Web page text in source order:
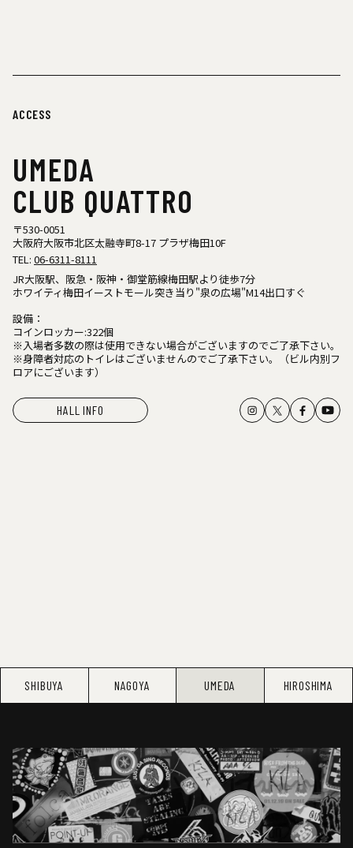
ACCESS
UMEDA
CLUB QUATTRO
〒530-0051
大阪府大阪市北区太融寺町8-17 プラザ梅田10F
TEL: 06-6311-8111
JR大阪駅、阪急・阪神・御堂筋線梅田駅より徒歩7分
ホワイティ梅田イーストモール突き当り"泉の広場"M14出口すぐ
設備：
コインロッカー:322個
※入場者多数の際は使用できない場合がございますのでご了承下さい。
※身障者対応のトイレはございませんのでご了承下さい。（ビル内別フ
ロアにございます）
HALL INFO
SHIBUYA NAGOYA UMEDA HIROSHIMA